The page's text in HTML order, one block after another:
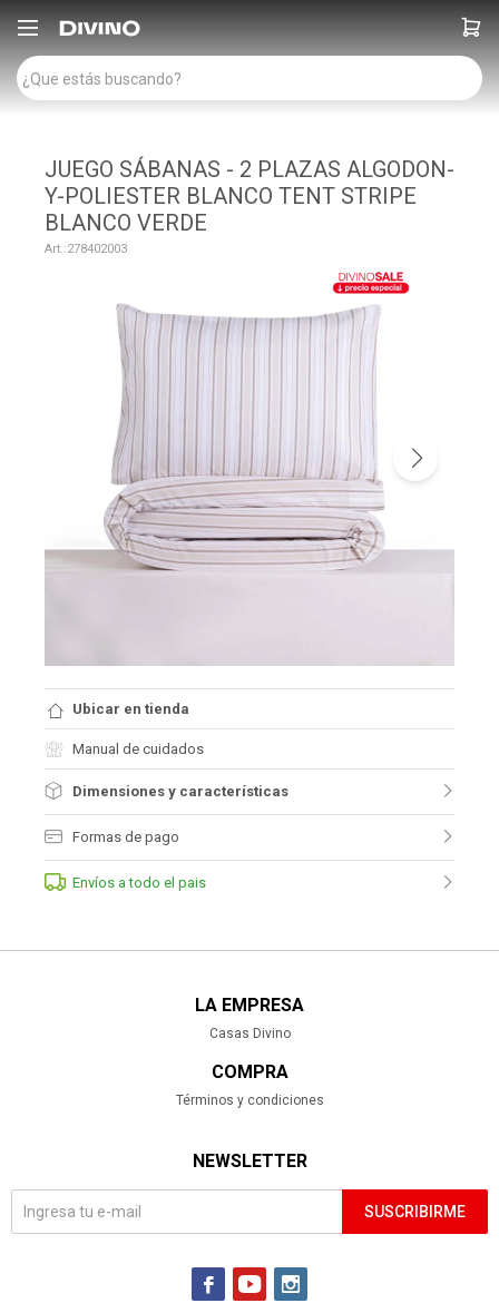

JUEGO SÁBANAS - 2 PLAZAS ALGODON-
Y-POLIESTER BLANCO TENT STRIPE
BLANCO VERDE
278402003
Ubicar en tienda
Manual de cuidados
Dimensiones y características
Formas de pago
Envíos a todo el pais
LA EMPRESA
Casas Divino
COMPRA
Términos y condiciones
NEWSLETTER
SUSCRIBIRME
  